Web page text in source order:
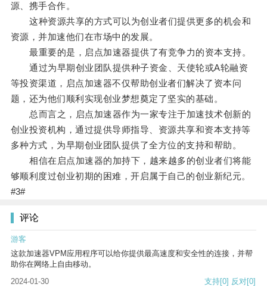
源、携手合作。
这种资源共享的方式可以为创业者们提供更多的机会和
资源，并加速他们在市场中的发展。
最重要的是，启点加速器提供了有竞争力的资本支持。
通过为早期创业团队提供种子资金、天使轮或A轮融资
等投资渠道，启点加速器不仅帮助创业者们解决了资本问
题，还为他们顺利实现创业梦想奠定了坚实的基础。
总而言之，启点加速器作为一家专注于加速技术创新的
创业投资机构，通过提供导师指导、资源共享和资本支持等
多种方式，为早期创业团队提供了全方位的支持和帮助。
相信在启点加速器的加持下，越来越多的创业者们将能
够顺利度过创业初期的困难，开启属于自己的创业新纪元。
#3#
评论
游客
这款加速器VPM应用程序可以给你提供最高速度和安全性的连接，并帮
助你在网络上自由移动。
2024-01-30
支持[0] 反对[0]